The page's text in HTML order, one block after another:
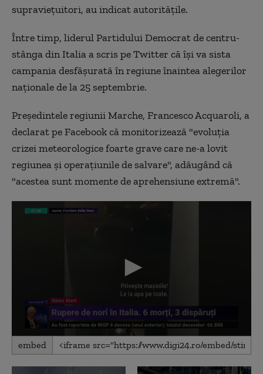
supravieţuitori, au indicat autorităţile.
Între timp, liderul Partidului Democrat de centru-
stânga din Italia a scris pe Twitter că îşi va sista
campania desfăşurată în regiune înaintea alegerilor
naţionale de la 25 septembrie.
Preşedintele regiunii Marche, Francesco Acquaroli, a
declarat pe Facebook că monitorizează "evoluţia
crizei meteorologice foarte grave care ne-a lovit
regiunea şi operaţiunile de salvare", adăugând că
"acestea sunt momente de aprehensiune extremă".
0
seconds
44
embed